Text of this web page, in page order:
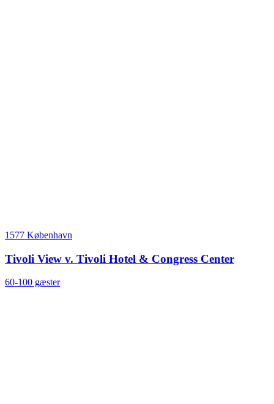
1577 København
Tivoli View v. Tivoli Hotel & Congress Center
60-100 gæster